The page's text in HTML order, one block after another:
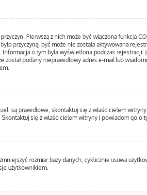
Pierwszą z nich może być włączona funkcja
przyczyną, być może nie została aktywowana
o tym była wyświetlona podczas rejestracji.
podany nieprawidłowy adres e-mail lub
są prawidłowe, skontaktuj się z właścicielem
się z właścicielem witryny i powiadom go o
rozmiar bazy danych, cyklicznie usuwa
użytkownikiem.